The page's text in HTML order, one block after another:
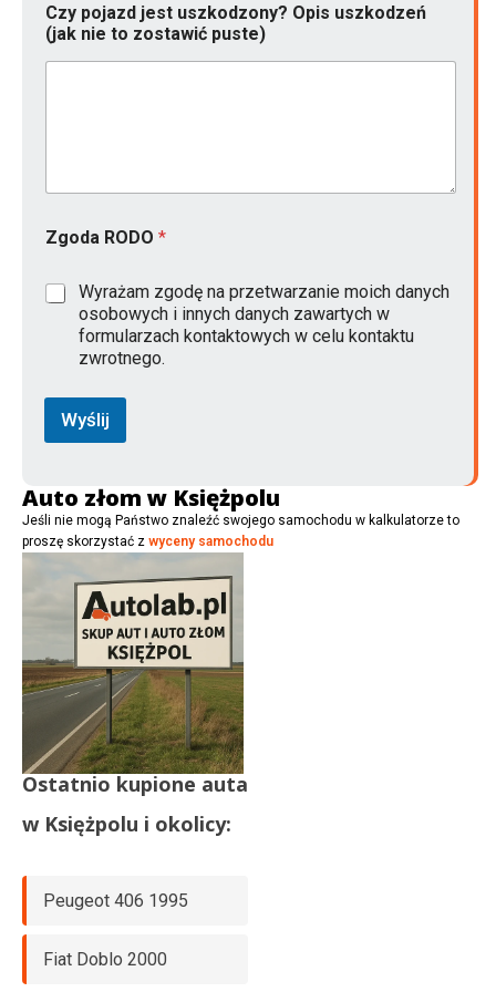
i
s
Czy pojazd jest uszkodzony? Opis uszkodzeń
(jak nie to zostawić puste)
Zgoda RODO *
Wyrażam zgodę na przetwarzanie moich danych
osobowych i innych danych zawartych w
formularzach kontaktowych w celu kontaktu
zwrotnego.
Wyślij
Auto złom w Księżpolu
Jeśli nie mogą Państwo znaleźć swojego samochodu w kalkulatorze to
proszę skorzystać z wyceny samochodu
Ostatnio kupione auta
w Księżpolu i okolicy:
Peugeot 406 1995
Fiat Doblo 2000